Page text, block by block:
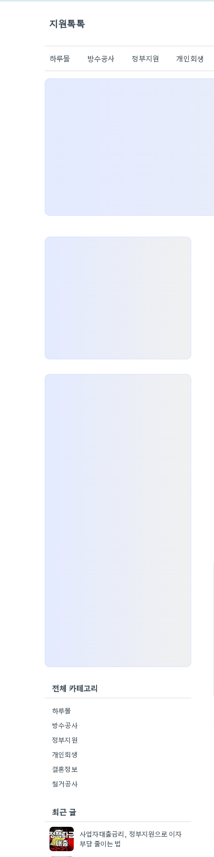
지원톡톡
하루몰 방수공사 정부지원 개인회생
전체 카테고리
하루몰
방수공사
정부지원
개인회생
결혼정보
철거공사
최근 글
사업자대출금리, 정부지원으로 이자
부담 줄이는 법